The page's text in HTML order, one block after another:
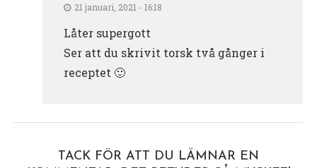
21 januari, 2021 - 16:18
Låter supergott
Ser att du skrivit torsk två gånger i
receptet 🙂
TACK FÖR ATT DU LÄMNAR EN